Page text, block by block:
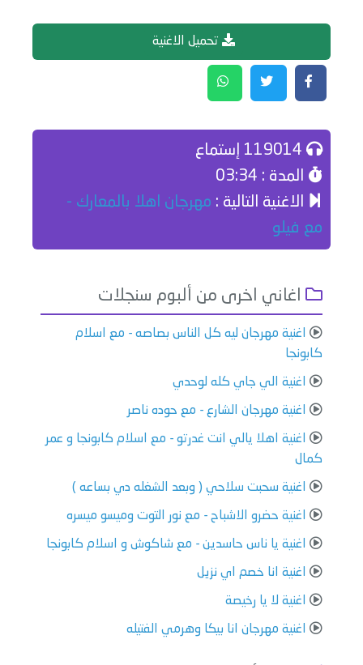
تحميل الاغنية
المدة : 03:34
الاغنية التالية : مهرجان اهلا بالمعارك -
مع فيلو
اغاني اخرى من ألبوم سنجلات
اغنية مهرجان ليه كل الناس بصاصه - مع اسلام
كابونجا
اغنية الي جاي كله لوحدي
اغنية مهرجان الشارع - مع حوده ناصر
اغنية اهلا يالي انت غدرتو - مع اسلام كابونجا و عمر
كمال
اغنية سحبت سلاحي ( وبعد الشغله دي بساعه )
اغنية حضرو الاشباح - مع نور التوت وميسو ميسره
اغنية يا ناس حاسدين - مع شاكوش و اسلام كابونجا
اغنية انا خصم اي نزيل
اغنية لا يا رخيصة
اغنية مهرجان انا بيكا وهرمي الفتيله